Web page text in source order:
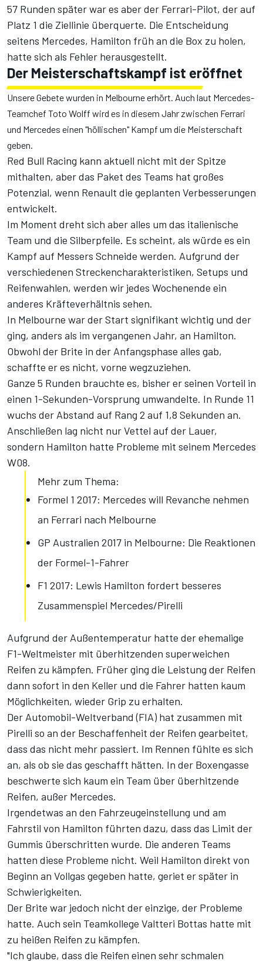
57 Runden später war es aber der Ferrari-Pilot, der auf
Platz 1 die Ziellinie überquerte. Die Entscheidung
seitens Mercedes, Hamilton früh an die Box zu holen,
hatte sich als Fehler herausgestellt.
Der Meisterschaftskampf ist eröffnet
Unsere Gebete wurden in Melbourne erhört. Auch laut Mercedes-
Teamchef Toto Wolff wird es in diesem Jahr zwischen Ferrari
und Mercedes einen "höllischen" Kampf um die Meisterschaft
geben.
Red Bull Racing kann aktuell nicht mit der Spitze
mithalten, aber das Paket des Teams hat großes
Potenzial, wenn Renault die geplanten Verbesserungen
entwickelt.
Im Moment dreht sich aber alles um das italienische
Team und die Silberpfeile. Es scheint, als würde es ein
Kampf auf Messers Schneide werden. Aufgrund der
verschiedenen Streckencharakteristiken, Setups und
Reifenwahlen, werden wir jedes Wochenende ein
anderes Kräfteverhältnis sehen.
In Melbourne war der Start signifikant wichtig und der
ging, anders als im vergangenen Jahr, an Hamilton.
Obwohl der Brite in der Anfangsphase alles gab,
schaffte er es nicht, vorne wegzuziehen.
Ganze 5 Runden brauchte es, bisher er seinen Vorteil in
einen 1-Sekunden-Vorsprung umwandelte. In Runde 11
wuchs der Abstand auf Rang 2 auf 1,8 Sekunden an.
Anschließen lag nicht nur Vettel auf der Lauer,
sondern Hamilton hatte Probleme mit seinem Mercedes
W08.
Mehr zum Thema:
Formel 1 2017: Mercedes will Revanche nehmen
an Ferrari nach Melbourne
GP Australien 2017 in Melbourne: Die Reaktionen
der Formel-1-Fahrer
F1 2017: Lewis Hamilton fordert besseres
Zusammenspiel Mercedes/Pirelli
Aufgrund der Außentemperatur hatte der ehemalige
F1-Weltmeister mit überhitzenden superweichen
Reifen zu kämpfen. Früher ging die Leistung der Reifen
dann sofort in den Keller und die Fahrer hatten kaum
Möglichkeiten, wieder Grip zu erhalten.
Der Automobil-Weltverband (FIA) hat zusammen mit
Pirelli so an der Beschaffenheit der Reifen gearbeitet,
dass das nicht mehr passiert. Im Rennen fühlte es sich
an, als ob sie das geschafft hätten. In der Boxengasse
beschwerte sich kaum ein Team über überhitzende
Reifen, außer Mercedes.
Irgendetwas an den Fahrzeugeinstellung und am
Fahrstil von Hamilton führten dazu, dass das Limit der
Gummis überschritten wurde. Die anderen Teams
hatten diese Probleme nicht. Weil Hamilton direkt von
Beginn an Vollgas gegeben hatte, geriet er später in
Schwierigkeiten.
Der Brite war jedoch nicht der einzige, der Probleme
hatte. Auch sein Teamkollege Valtteri Bottas hatte mit
zu heißen Reifen zu kämpfen.
"Ich glaube, dass die Reifen einen sehr schmalen